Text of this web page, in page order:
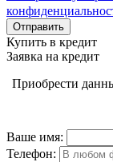
Отправить
Купить в кредит
Заявка на кредит
Приобрести
Ваше имя:
Телефон: